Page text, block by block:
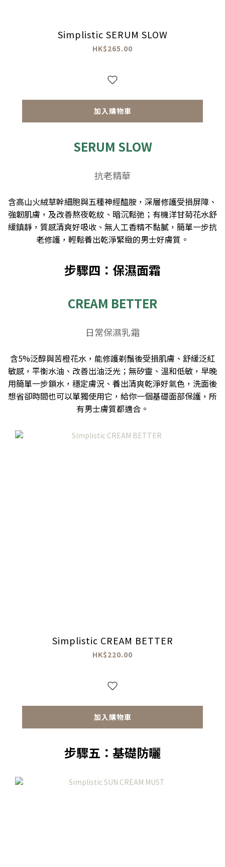
Simplistic SERUM SLOW
HK$265.00
加入購物車
SERUM SLOW
抗老精華
含高山火絨草幹細胞與五種神經醯胺，深層修護受損屏障、
強韌肌膚，及改善熬夜乾紋、暗沉鬆弛；有機洋甘菊花水舒
緩鎮靜，質感清爽好吸收、無人工香精不黏膩，簡單一步抗
老修護，輕鬆養出乾淨緊緻的男士好膚質。
步驟四：保濕面霜
CREAM BETTER
日常保濕乳霜
含5%泛醇與苦橙花水，能修護剃鬚後受損肌膚、舒緩泛紅
敏感，平衡水油、改善出油泛光；無矽靈、溫和低敏，早晚
用簡單一步鎖水，穩定膚況、養出清爽乾淨好氣色，洗面後
想省卻時間也可以單獨使用它，給你一個基礎面部保護，所
有男士膚質都適合。
Simplistic CREAM BETTER
HK$220.00
加入購物車
步驟五：基礎防曬